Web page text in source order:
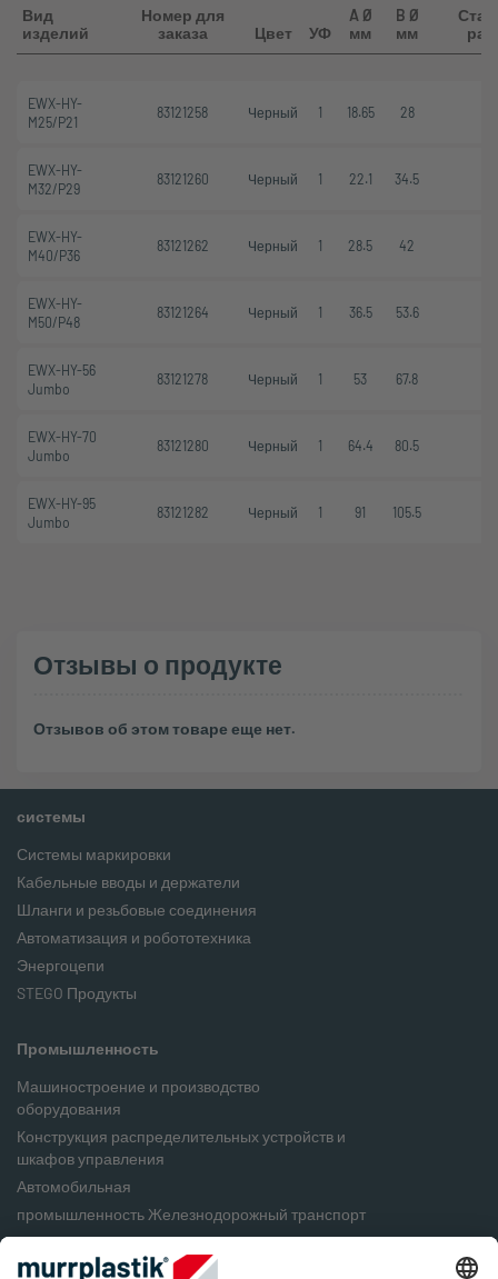
Вид
изделий
Номер для
заказа
Цвет УФ
A Ø
мм
B Ø
мм
EWX-HY-
M25/P21
83121258 Черный 1 18.65 28
EWX-HY-
M32/P29
83121260 Черный 1 22.1 34.5
EWX-HY-
M40/P36
83121262 Черный 1 28.5 42
EWX-HY-
M50/P48
83121264 Черный 1 36.5 53.6
EWX-HY-56
Jumbo
83121278 Черный 1 53 67.8
EWX-HY-70
Jumbo
83121280 Черный 1 64.4 80.5
EWX-HY-95
Jumbo
83121282 Черный 1 91 105.5
Отзывы о продукте
Отзывов об этом товаре еще нет.
системы
Системы маркировки
Кабельные вводы и держатели
Шланги и резьбовые соединения
Автоматизация и робототехника
Энергоцепи
STEGO Продукты
Промышленность
Машиностроение и производство
оборудования
Конструкция распределительных устройств и
шкафов управления
Автомобильная
промышленность Железнодорожный транспорт
Пищевая промышленность
Упаковочная промышленность